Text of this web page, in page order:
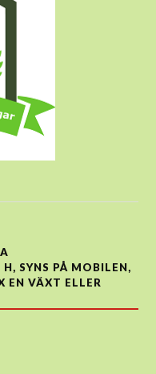
SYNS PÅ MOBILEN,
EN VÄXT ELLER